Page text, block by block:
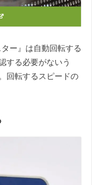
ー』は自動回転する
する必要がないう
回転するスピードの